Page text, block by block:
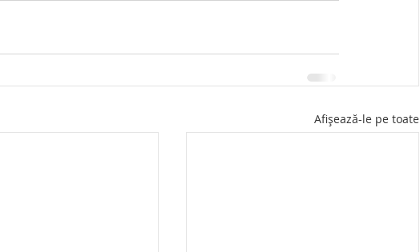
Afișează-le pe toate